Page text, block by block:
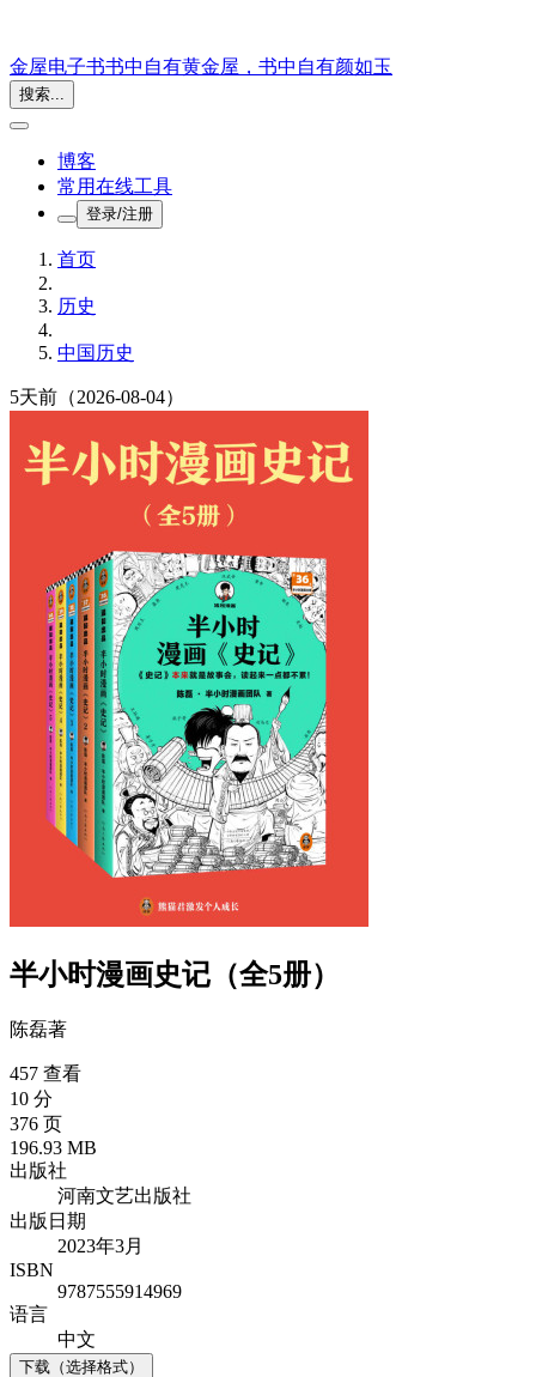
金屋电子书书中自有黄金屋，书中自有颜如玉
搜索...
博客
常用在线工具
登录/注册
首页
历史
中国历史
5天前 （2026-08-04）
半小时漫画史记（全5册）
陈磊著
457 查看
10 分
376 页
196.93 MB
出版社
河南文艺出版社
出版日期
2023年3月
ISBN
9787555914969
语言
中文
下载（选择格式）